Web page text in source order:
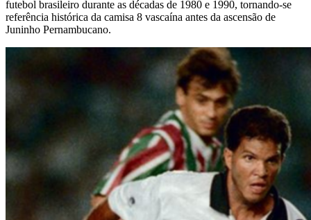
futebol brasileiro durante as décadas de 1980 e 1990, tornando-se
referência histórica da camisa 8 vascaína antes da ascensão de
Juninho Pernambucano.